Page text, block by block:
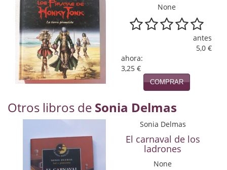
Novela Extranjera
Novela fantástica
Novela histórica
Novela negra
Otros idiomas
Papás, Mamás, bebés...
Papás, Mamás, Bebés...
None
antes
5,0 €
ahora:
3,25 €
COMPRAR
Otros libros de Sonia Delmas
Sonia Delmas
El carnaval de los
ladrones
None